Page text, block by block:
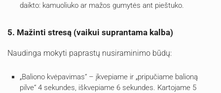
daikto: kamuoliuko ar mažos gumytės ant pieštuko.
5. Mažinti stresą (vaikui suprantama kalba)
Naudinga mokyti paprastų nusiraminimo būdų:
„Baliono kvėpavimas“ – įkvepiame ir „pripučiame balioną
pilve“ 4 sekundes, iškvepiame 6 sekundes. Kartojame 5